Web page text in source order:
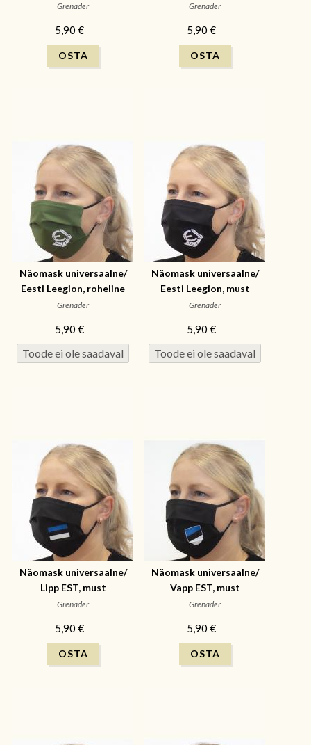
Grenader
5,90 €
Grenader
5,90 €
Näomask universaalne/
Eesti Leegion, roheline
Grenader
5,90 €
Näomask universaalne/
Eesti Leegion, must
Grenader
5,90 €
Näomask universaalne/
Lipp EST, must
Grenader
5,90 €
Näomask universaalne/
Vapp EST, must
Grenader
5,90 €